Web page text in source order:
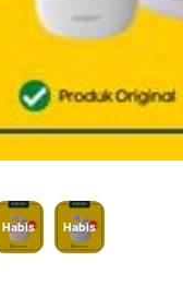
Habis
Light Pink
Habis
Light Purple